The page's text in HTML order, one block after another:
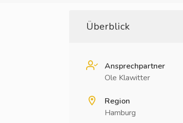
Überblick
Ansprechpartner
Ole Klawitter
Region
Hamburg